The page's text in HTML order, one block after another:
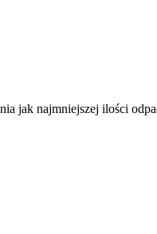
jak najmniejszej ilości